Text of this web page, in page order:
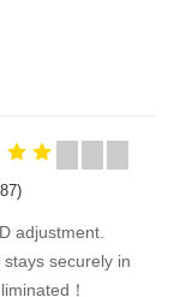
adjustment.
securely in
！